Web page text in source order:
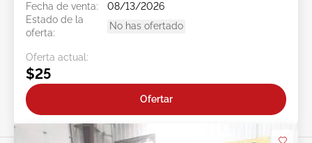
Fecha de venta:
08/13/2026
Estado de la
oferta:
No has ofertado
Oferta actual:
$25
Ofertar